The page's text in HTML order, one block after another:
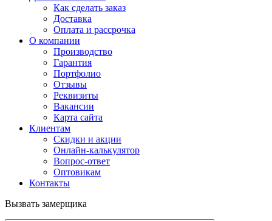
Как сделать заказ
Доставка
Оплата и рассрочка
О компании
Производство
Гарантия
Портфолио
Отзывы
Реквизиты
Вакансии
Карта сайта
Клиентам
Скидки и акции
Онлайн-калькулятор
Вопрос-ответ
Оптовикам
Контакты
Вызвать замерщика